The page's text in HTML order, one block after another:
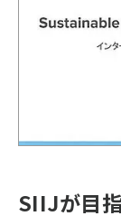
SIIJが目指